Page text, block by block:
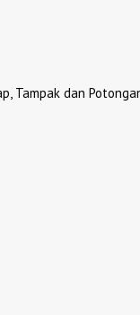
Tampak dan